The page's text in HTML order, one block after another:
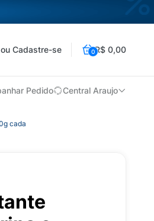
Cadastre-se 0R$ 0,00
Pedido Central Araujo
cada